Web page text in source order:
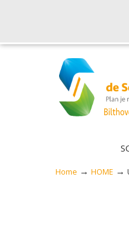
Home → HOME →